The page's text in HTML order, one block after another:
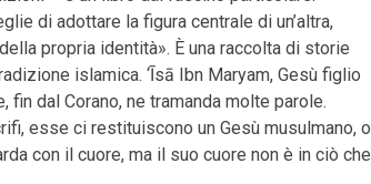
di adottare la figura centrale di un’altra,
propria identità». È una raccolta di storie
islamica. ‘Īsā Ibn Maryam, Gesù figlio
dal Corano, ne tramanda molte parole.
esse ci restituiscono un Gesù musulmano, o
con il cuore, ma il suo cuore non è in ciò che